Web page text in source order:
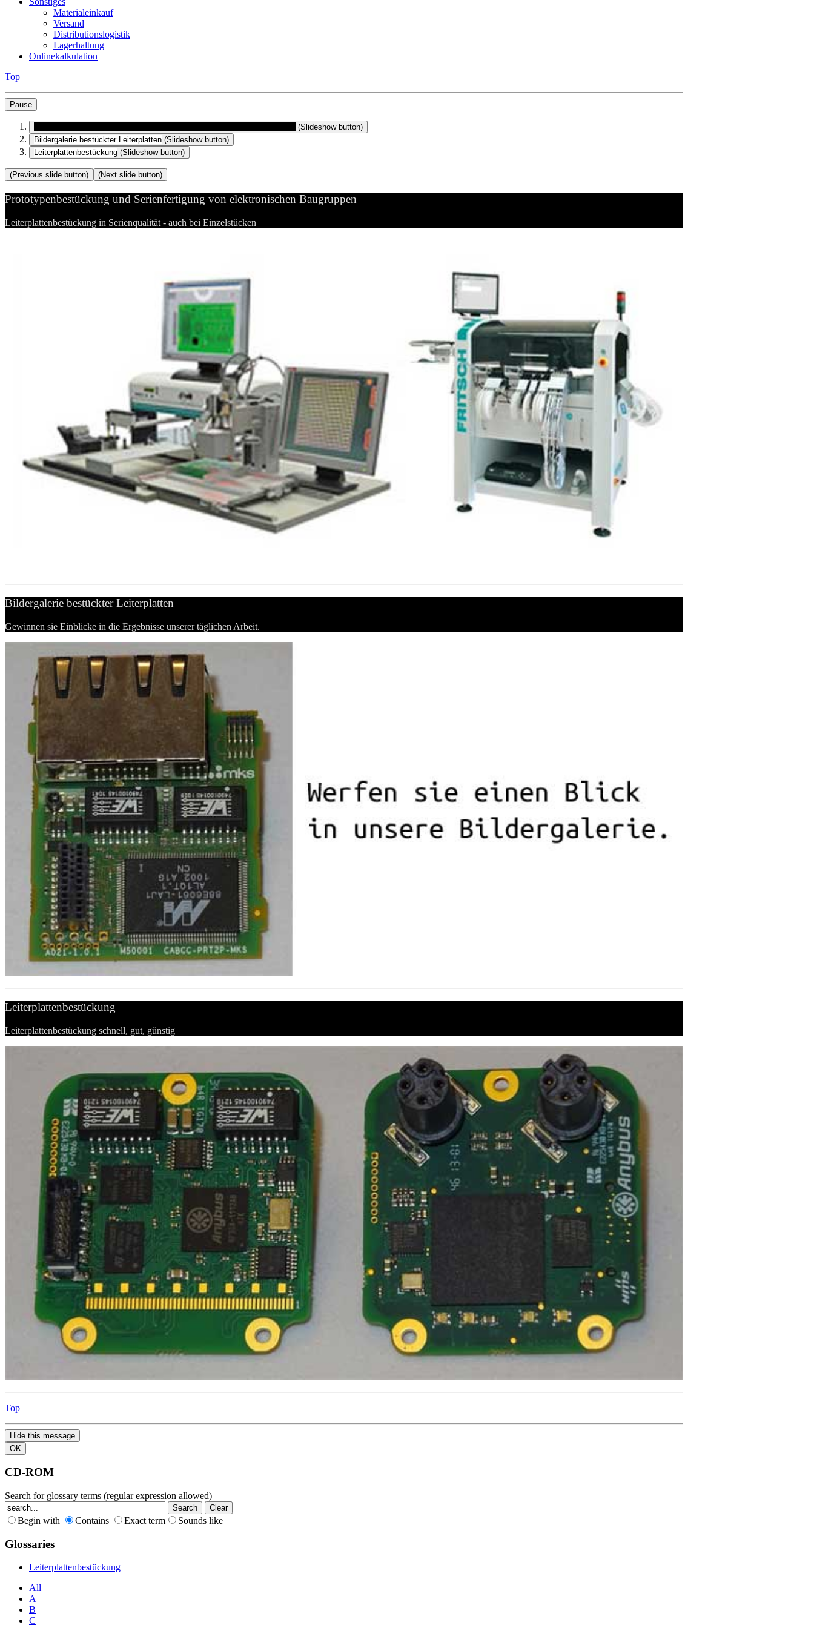
Materialeinkauf
Versand
Distributionslogistik
Lagerhaltung
Onlinekalkulation
Top
Pause
(Slideshow button)
Bildergalerie bestückter Leiterplatten (Slideshow button)
Leiterplattenbestückung (Slideshow button)
(Previous slide button) (Next slide button)
Prototypenbestückung und Serienfertigung von elektronischen Baugruppen
Leiterplattenbestückung in Serienqualität - auch bei Einzelstücken
Bildergalerie bestückter Leiterplatten
Gewinnen sie Einblicke in die Ergebnisse unserer täglichen Arbeit.
Leiterplattenbestückung
Leiterplattenbestückung schnell, gut, günstig
Top
Hide this message
OK
CD-ROM
Search for glossary terms (regular expression allowed)
Begin with Contains Exact term Sounds like
Glossaries
Leiterplattenbestückung
All
A
B
C